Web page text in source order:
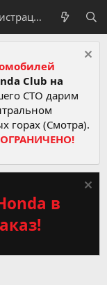
Регистрация
Club на
СТО дарим
горах (Смотра).
в